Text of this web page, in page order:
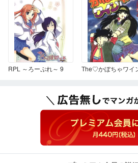
RPL ～ろーぷれ～ 9 The♡かぼちゃワイ